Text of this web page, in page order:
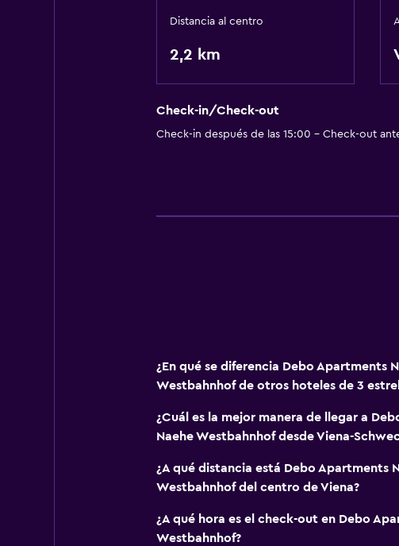
Distancia al centro
2,2 km
Check-in/Check-out
Check-in después de las 15:00 - Check-out
¿En qué se diferencia Debo Apartments
Westbahnhof de otros hoteles de 3
¿Cuál es la mejor manera de llegar a
Naehe Westbahnhof desde Viena-
¿A qué distancia está Debo Apartments
Westbahnhof del centro de Viena?
¿A qué hora es el check-out en Debo
Westbahnhof?